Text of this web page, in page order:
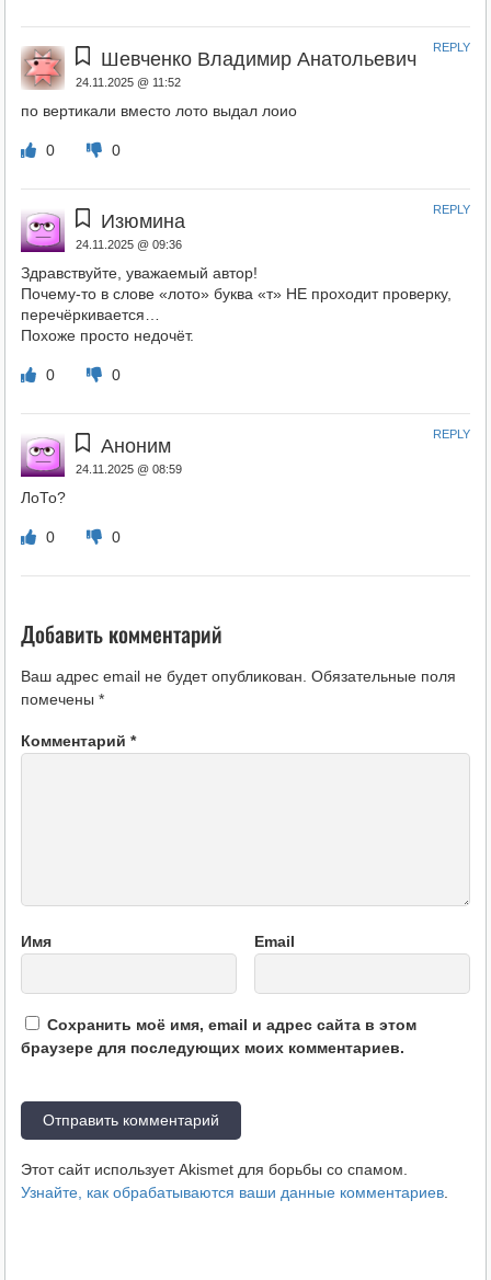
Шевченко Владимир Анатольевич
24.11.2025 @ 11:52
по вертикали вместо лото выдал лоио
0 0
REPLY
Изюмина
24.11.2025 @ 09:36
Здравствуйте, уважаемый автор!
Почему-то в слове «лото» буква «т» НЕ проходит проверку,
перечёркивается…
Похоже просто недочёт.
0 0
REPLY
Аноним
24.11.2025 @ 08:59
ЛоТо?
0 0
REPLY
Добавить комментарий
Ваш адрес email не будет опубликован. Обязательные поля
помечены *
Комментарий *
Имя Email
Сохранить моё имя, email и адрес сайта в этом
браузере для последующих моих комментариев.
Этот сайт использует Akismet для борьбы со спамом.
Узнайте, как обрабатываются ваши данные комментариев.